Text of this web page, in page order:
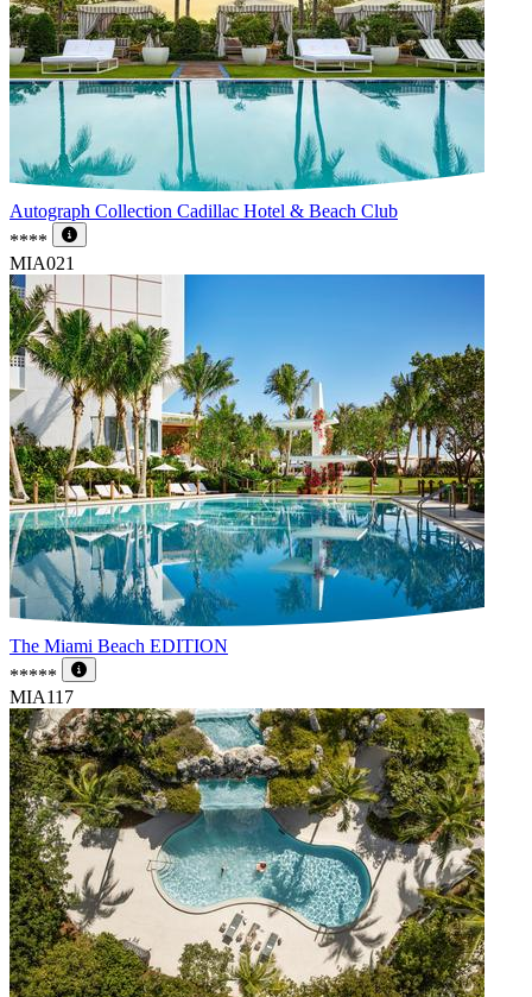
Autograph Collection Cadillac Hotel & Beach Club
****
MIA021
The Miami Beach EDITION
*****
MIA117